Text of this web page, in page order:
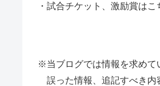
・試合チケット、激励賞はこ
※当ブログでは情報を求めて
誤った情報、追記すべき内